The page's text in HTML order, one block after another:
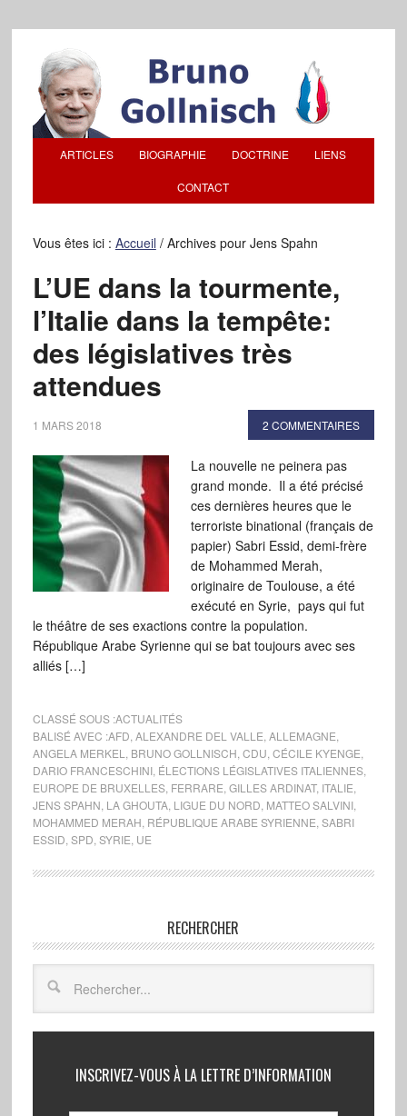
ARTICLES BIOGRAPHIE DOCTRINE LIENS
CONTACT
Vous êtes ici : Accueil /Archives pour Jens Spahn
L’UE dans la tourmente,
l’Italie dans la tempête:
des législatives très
attendues
1 MARS 2018 2 COMMENTAIRES
La nouvelle ne peinera pas
grand monde. Il a été précisé
ces dernières heures que le
terroriste binational (français de
papier) Sabri Essid, demi-frère
de Mohammed Merah,
originaire de Toulouse, a été
exécuté en Syrie, pays qui fut
le théâtre de ses exactions contre la population.
République Arabe Syrienne qui se bat toujours avec ses
alliés […]
CLASSÉ SOUS :ACTUALITÉS
BALISÉ AVEC :AFD ALEXANDRE DEL VALLE ALLEMAGNE
ANGELA MERKEL
BRUNO GOLLNISCH CDU CÉCILE KYENGE
DARIO FRANCESCHINI, ÉLECTIONS LÉGISLATIVES ITALIENNES,
EUROPE DE BRUXELLES, FERRARE GILLES ARDINAT, ITALIE
JENS SPAHN LA GHOUTA, LIGUE DU NORD MATTEO SALVINI,
MOHAMMED MERAH RÉPUBLIQUE ARABE SYRIENNE SABRI
ESSID SPD SYRIE UE
RECHERCHER
INSCRIVEZ-VOUS À LA LETTRE D’INFORMATION